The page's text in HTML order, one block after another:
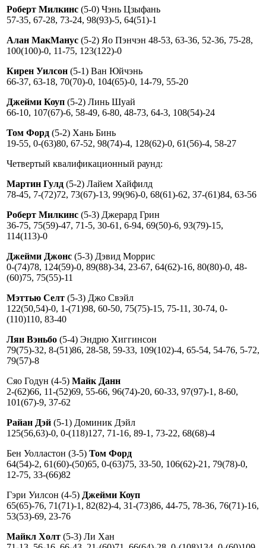
Роберт Милкинс (5-0) Чэнь Цзыфань
57-35, 67-28, 73-24, 98(93)-5, 64(51)-1
Алан МакМанус (5-2) Яо Пэнчэн 48-53, 63-36, 52-36, 75-28,
100(100)-0, 11-75, 123(122)-0
Кирен Уилсон (5-1) Ван Юйчэнь
66-37, 63-18, 70(70)-0, 104(65)-0, 14-79, 55-20
Джейми Коуп (5-2) Линь Шуай
66-10, 107(67)-6, 58-49, 6-80, 48-73, 64-3, 108(54)-24
Том Форд (5-2) Хань Бинь
19-55, 0-(63)80, 67-52, 98(74)-4, 128(62)-0, 61(56)-4, 58-27
Четвертый квалификационный раунд:
Мартин Гулд (5-2) Лайем Хайфилд
78-45, 7-(72)72, 73(67)-13, 99(96)-0, 68(61)-62, 37-(61)84, 63-56
Роберт Милкинс (5-3) Джерард Грин
36-75, 75(59)-47, 71-5, 30-61, 6-94, 69(50)-6, 93(79)-15,
114(113)-0
Джейми Джонс (5-3) Дэвид Моррис
0-(74)78, 124(59)-0, 89(88)-34, 23-67, 64(62)-16, 80(80)-0, 48-
(60)75, 75(55)-11
Мэттью Селт (5-3) Джо Свэйл
122(50,54)-0, 1-(71)98, 60-50, 75(75)-15, 75-11, 30-74, 0-
(110)110, 83-40
Лян Вэньбо (5-4) Эндрю Хиггинсон
79(75)-32, 8-(51)86, 28-58, 59-33, 109(102)-4, 65-54, 54-76, 5-72,
79(57)-8
Сяо Годун (4-5) Майк Данн
2-(62)66, 11-(52)69, 55-66, 96(74)-20, 60-33, 97(97)-1, 8-60,
101(67)-9, 37-62
Райан Дэй (5-1) Доминик Дэйл
125(56,63)-0, 0-(118)127, 71-16, 89-1, 73-22, 68(68)-4
Бен Уолластон (3-5) Том Форд
64(54)-2, 61(60)-(50)65, 0-(63)75, 33-50, 106(62)-21, 79(78)-0,
12-75, 33-(66)82
Гэри Уилсон (4-5) Джейми Коуп
65(65)-76, 71(71)-1, 82(82)-4, 31-(73)86, 44-75, 78-36, 76(71)-16,
53(53)-69, 23-76
Майкл Холт (5-3) Ли Хан